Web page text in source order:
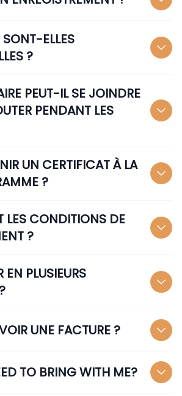
ELLES
?
PEUT-IL SE JOINDRE
PENDANT LES
UN CERTIFICAT À LA
?
LES CONDITIONS DE
?
EN PLUSIEURS
UNE FACTURE ?
TO BRING WITH ME?